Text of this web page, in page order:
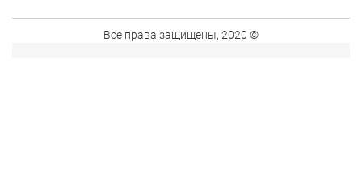
Все права защищены, 2020 ©